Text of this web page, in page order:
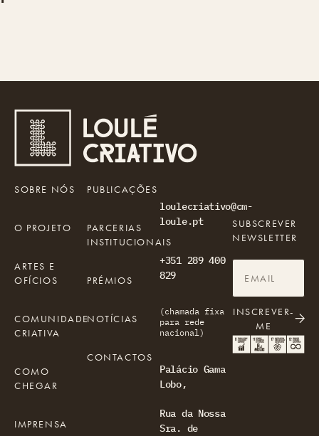
loulecriativo@cm-
loule.pt
+351 289 400
829
(chamada fixa
para rede
nacional)
Palácio Gama
Lobo,
Rua da Nossa
Sra. de
SOBRE NÓS
O PROJETO
ARTES E
OFÍCIOS
COMUNIDADE
CRIATIVA
COMO
CHEGAR
IMPRENSA
PUBLICAÇÕES
PARCERIAS
INSTITUCIONAIS
PRÉMIOS
NOTÍCIAS
CONTACTOS
SUBSCREVER
NEWSLETTER
INSCREVER-
ME